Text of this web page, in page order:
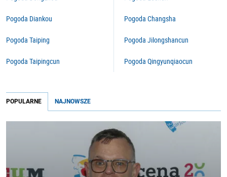
Pogoda Diankou
Pogoda Taiping
Pogoda Taipingcun
Pogoda Changsha
Pogoda Jilongshancun
Pogoda Qingyunqiaocun
POPULARNE NAJNOWSZE